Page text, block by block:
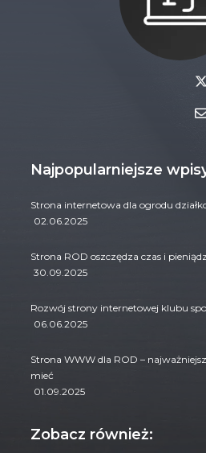
Najpopularniejsze
Strona internetowa dla ogrodu
02.06.2025
Strona ROD oszczędza czas i
30.09.2025
Rozwój strony internetowej klubu
06.06.2025
Strona WWW dla ROD –
mieć
01.09.2025
Zobacz również: